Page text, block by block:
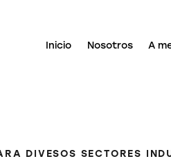
Inicio Nosotros A
DIVESOS SECTORES